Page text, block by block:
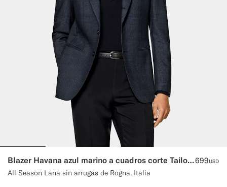
Blazer Havana azul marino a cuadros corte Tailored
All Season Lana sin arrugas de Rogna, Italia
699USD